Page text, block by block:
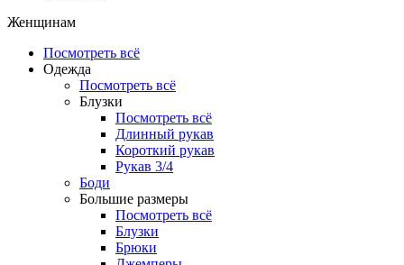
Женщинам
Посмотреть всё
Одежда
Посмотреть всё
Блузки
Посмотреть всё
Длинный рукав
Короткий рукав
Рукав 3/4
Боди
Большие размеры
Посмотреть всё
Блузки
Брюки